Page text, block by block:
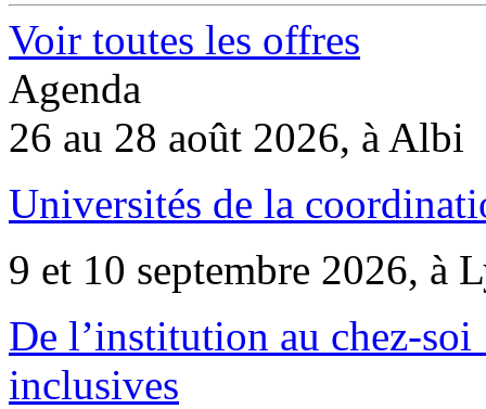
Voir toutes les offres
Agenda
26 au 28 août 2026, à Albi
Universités de la
9 et 10 septembre 2026, à
De l’institution au chez-
inclusives